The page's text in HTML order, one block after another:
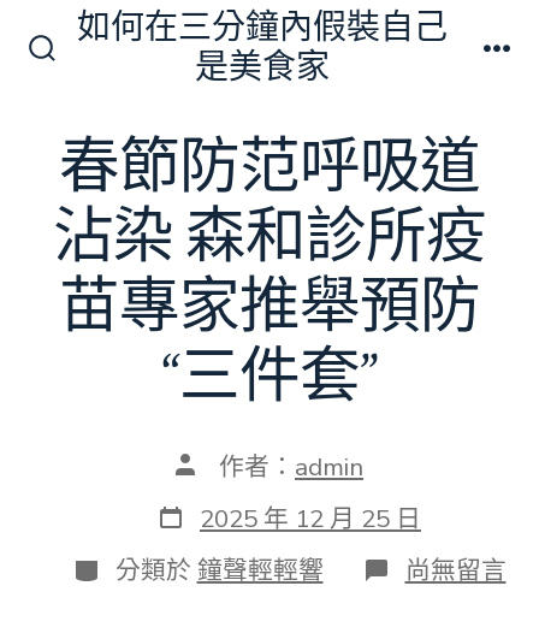
換
開
如何在三分鐘內假裝自己
是美食家
春節防范呼吸道
沾染 森和診所疫
苗專家推舉預防
“三件套”
文
作
者
作者： admin
發
表
日
期
2025 年 12 月 25 日
分
類
分類於 鐘聲輕輕響 在
〈春
尚無留言